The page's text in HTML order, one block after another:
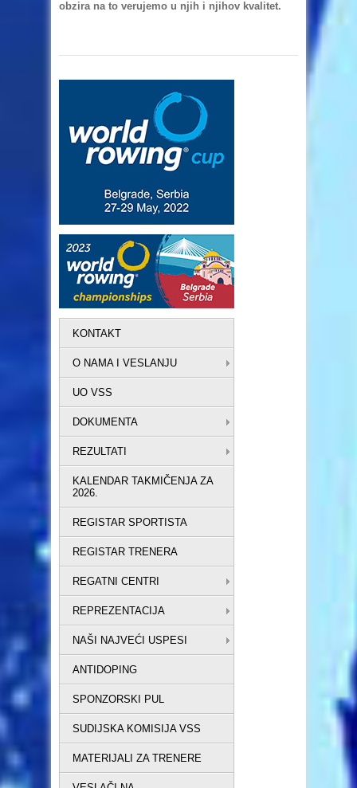
obzira na to verujemo u njih i njihov kvalitet.
KONTAKT
O NAMA I VESLANJU
UO VSS
DOKUMENTA
REZULTATI
KALENDAR TAKMIČENJA ZA
2026.
REGISTAR SPORTISTA
REGISTAR TRENERA
REGATNI CENTRI
REPREZENTACIJA
NAŠI NAJVEĆI USPESI
ANTIDOPING
SPONZORSKI PUL
SUDIJSKA KOMISIJA VSS
MATERIJALI ZA TRENERE